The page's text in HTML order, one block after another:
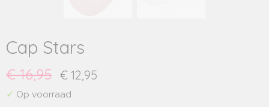
Cap Stars
€ 16,95 € 12,95
✓ Op voorraad